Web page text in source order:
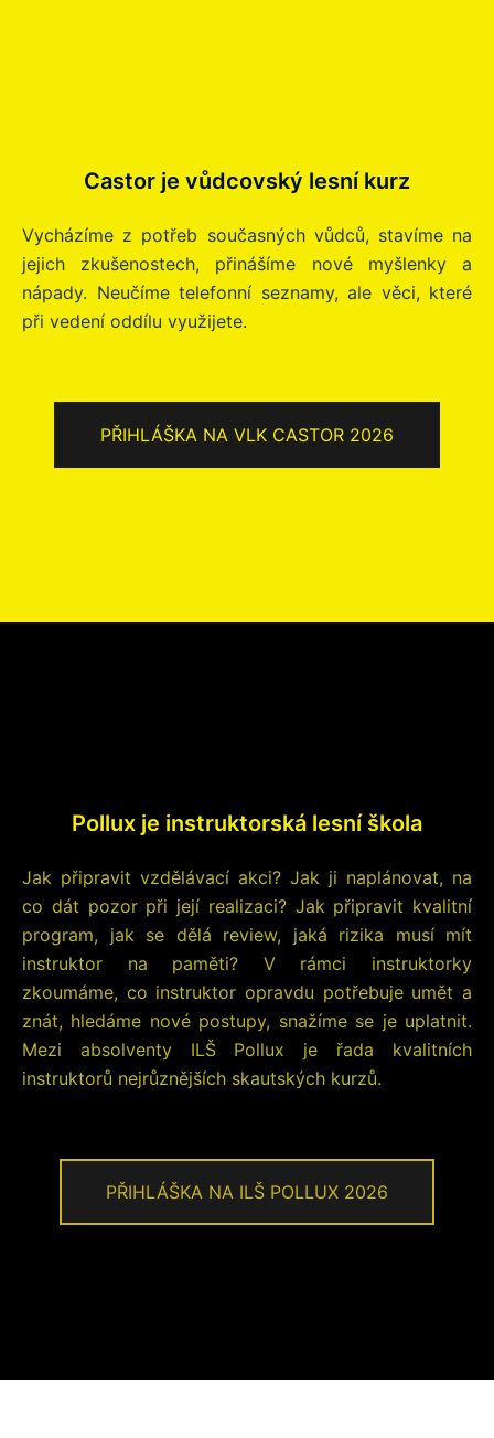
Castor je vůdcovský lesní kurz
Vycházíme z potřeb současných vůdců, stavíme na
jejich zkušenostech, přinášíme nové myšlenky a
nápady. Neučíme telefonní seznamy, ale věci, které
při vedení oddílu využijete.
PŘIHLÁŠKA NA VLK CASTOR 2026
Pollux je instruktorská lesní škola
Jak připravit vzdělávací akci? Jak ji naplánovat, na
co dát pozor při její realizaci? Jak připravit kvalitní
program, jak se dělá review, jaká rizika musí mít
instruktor na paměti? V rámci instruktorky
zkoumáme, co instruktor opravdu potřebuje umět a
znát, hledáme nové postupy, snažíme se je uplatnit.
Mezi absolventy ILŠ Pollux je řada kvalitních
instruktorů nejrůznějších skautských kurzů.
PŘIHLÁŠKA NA ILŠ POLLUX 2026